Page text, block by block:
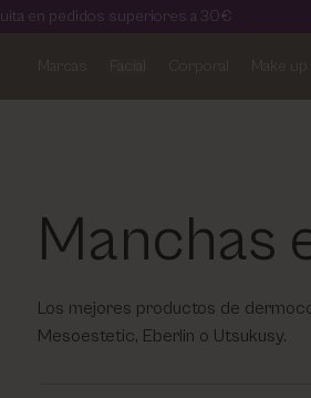
superiores a 30€
Marcas Facial Corporal Make up
Manchas
Los mejores productos de
Mesoestetic, Eberlin o Utsukusy.
Masglo
Política de cookies